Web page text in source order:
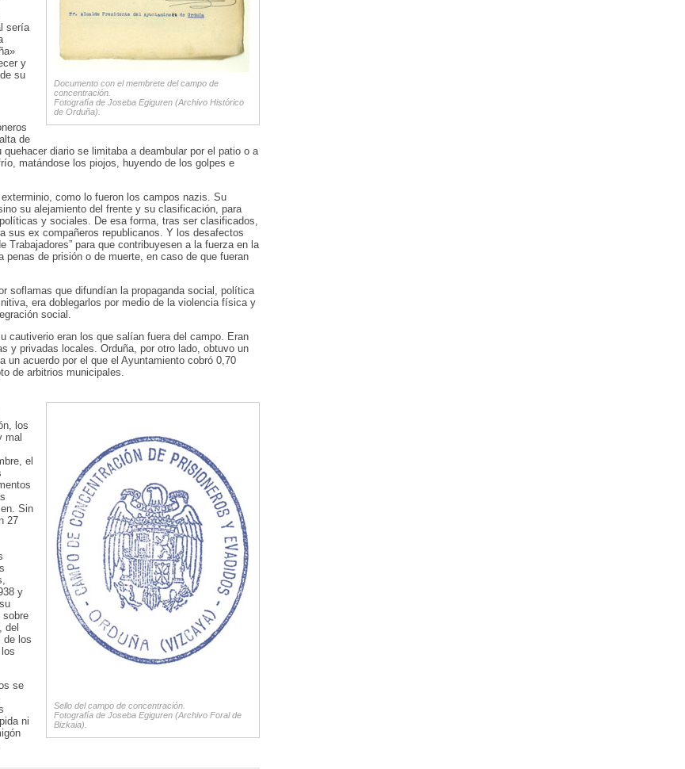
Documento con el membrete del campo de
concentración.
Fotografía de Joseba Egiguren (Archivo Histórico
de Orduña).
sería
y
su
de
diario se limitaba a deambular por el patio o a
matándose los piojos, huyendo de los golpes e
como lo fueron los campos nazis. Su
su alejamiento del frente y su clasificación, para
y sociales. De esa forma, tras ser clasificados,
sus ex compañeros republicanos. Y los desafectos
Trabajadores” para que contribuyesen a la fuerza en la
penas de prisión o de muerte, en caso de que fueran
soflamas que difundían la propaganda social, política
era doblegarlos por medio de la violencia física y
social.
cautiverio eran los que salían fuera del campo. Eran
y privadas locales. Orduña, por otro lado, obtuvo un
acuerdo por el que el Ayuntamiento cobró 0,70
de arbitrios municipales.
Sello del campo de concentración.
Fotografía de Joseba Egiguren (Archivo Foral de
Bizkaia).
los
mal
el
Sin
27
y
sobre
del
de los
se
ni